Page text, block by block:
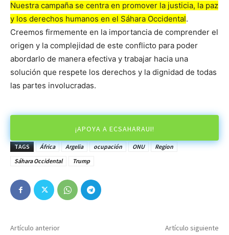
Nuestra campaña se centra en promover la justicia, la paz
y los derechos humanos en el Sáhara Occidental.
Creemos firmemente en la importancia de comprender el
origen y la complejidad de este conflicto para poder
abordarlo de manera efectiva y trabajar hacia una
solución que respete los derechos y la dignidad de todas
las partes involucradas.
¡APOYA A ECSAHARAUI!
TAGS África Argelia ocupación ONU
Region
Sáhara Occidental
Trump
Artículo anterior Artículo siguiente